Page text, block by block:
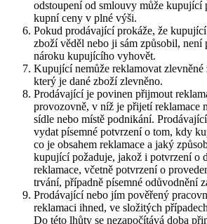
odstoupení od smlouvy může kupující
kupní ceny v plné výši.
Pokud prodávající prokáže, že
zboží věděl nebo ji sám způsobil, není
nároku kupujícího vyhovět.
Kupující nemůže reklamovat
který je dané zboží zlevněno.
Prodávající je povinen přijmout
provozovně, v níž je přijetí reklamace
sídle nebo místě podnikání.
vydat písemné potvrzení o tom, kdy
co je obsahem reklamace a jaký
kupující požaduje, jakož i potvrzení o
reklamace, včetně potvrzení o
trvání, případně písemné odůvodnění
Prodávající nebo jím pověřený
reklamaci ihned, ve složitých
Do této lhůty se nezapočítává doba